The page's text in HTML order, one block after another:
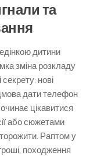
та
дитини
зміна розкладу
нові
дати телефон
цікавитися
або сюжетами
Раптом у
походження